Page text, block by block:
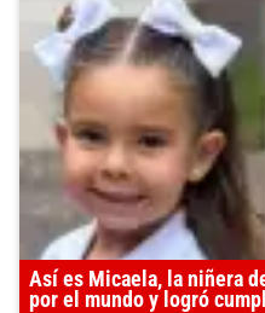
Así es Micaela, la niñera
por el mundo y logró